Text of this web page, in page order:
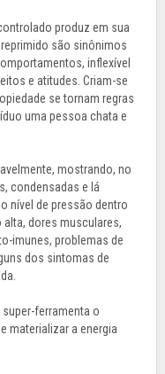
produz em sua
são sinônimos
inflexível
e atitudes. Criam-se
se tornam regras
uma pessoa chata e
mostrando, no
condensadas e lá
nível de pressão dentro
alta, dores musculares,
imunes, problemas de
dos sintomas de
ferramenta o
materializar a energia